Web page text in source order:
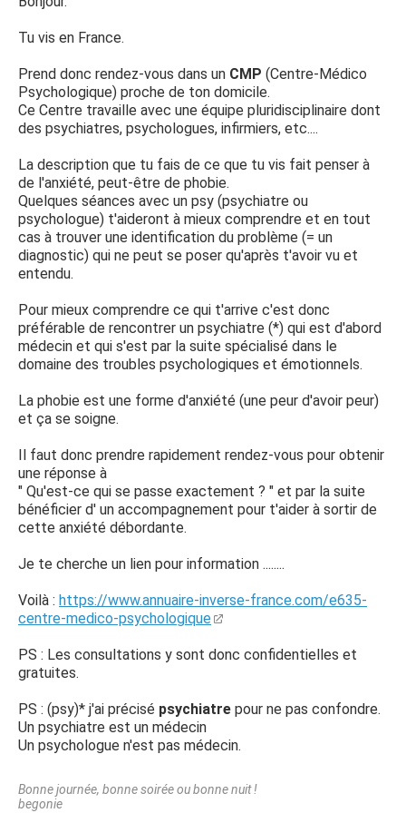
tranquillement. Je vais dans un grand magasin, j'ai peur de
sens mal. Bref une angoisse permanente qui me ronge au
quotidien et qui ne s'arrange pas... Étant de nature
défaitiste j'ai peur que cela ne s'arrange jamais.
De retour dans ma ville d'origine, j'ai consulté mon
avec des vertiges. Ju lui ai donc un peu parlé de ce
problème. Il a voulu me prescrire du Lexomil que j'ai
refusé car je n'ai que 19 ans je n'ai pas envie de
commencer avec ça. Il m'a donc prescrit de l'Atarax que
j'ai également refusé mais il m'a quand même conseillé
d'essayer à petite dose. Je me suis donc renseigné sur ce
médicament, et j'ai découvert qu'il était associé à des
prendre de l'Atarax car j'ai peur d'avoir par la suite des
problèmes cardiaques. Et je sais que si je le prend je vais
paniquer...
J'aimerais consulter un psychologue pour parler de tout
ça avec lui et essayer de faire qqch car je suis jeune, mais
passer par un généraliste ou pas, étant donné que mon
médecin traitant n'est pas dans la ville ou j'habite
actuellement comment dois-je faire, et est ce qu'un
remboursement est possible car je suis étudiante et j'ai
donc des moyens d'étudiant...
même problème que moi, si oui comment à t-i fait pour
Aujourd'hui je demande de l'AIDE... Quelle qu'elle soit..
Je vous remercie par avance et m'excuse pour ce post si
Tu vis en France.
Prend donc rendez-vous dans un CMP (Centre-Médico
Psychologique) proche de ton domicile.
Ce Centre travaille avec une équipe pluridisciplinaire dont
des psychiatres, psychologues, infirmiers, etc....
La description que tu fais de ce que tu vis fait penser à
de l'anxiété, peut-être de phobie.
Quelques séances avec un psy (psychiatre ou
psychologue) t'aideront à mieux comprendre et en tout
cas à trouver une identification du problème (= un
diagnostic) qui ne peut se poser qu'après t'avoir vu et
entendu.
Pour mieux comprendre ce qui t'arrive c'est donc
préférable de rencontrer un psychiatre (*) qui est d'abord
médecin et qui s'est par la suite spécialisé dans le
domaine des troubles psychologiques et émotionnels.
La phobie est une forme d'anxiété (une peur d'avoir peur)
et ça se soigne.
Il faut donc prendre rapidement rendez-vous pour obtenir
une réponse à
" Qu'est-ce qui se passe exactement ? " et par la suite
bénéficier d' un accompagnement pour t'aider à sortir de
cette anxiété débordante.
Je te cherche un lien pour information ........
Voilà : https://www.annuaire-inverse-france.com/e635-
centre-medico-psychologique
PS : Les consultations y sont donc confidentielles et
gratuites.
PS : (psy)* j'ai précisé psychiatre pour ne pas confondre.
Un psychiatre est un médecin
Un psychologue n'est pas médecin.
Bonne journée, bonne soirée ou bonne nuit !
begonie